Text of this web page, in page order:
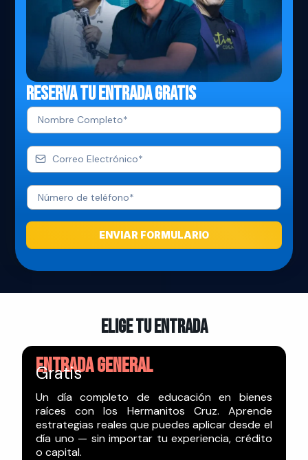
Reserva tu Entrada Gratis
ENVIAR FORMULARIO
Elige tu entrada
Entrada General
Gratis
Un día completo de educación en bienes
raíces con los Hermanitos Cruz. Aprende
estrategias reales que puedes aplicar desde el
día uno — sin importar tu experiencia, crédito
o capital.